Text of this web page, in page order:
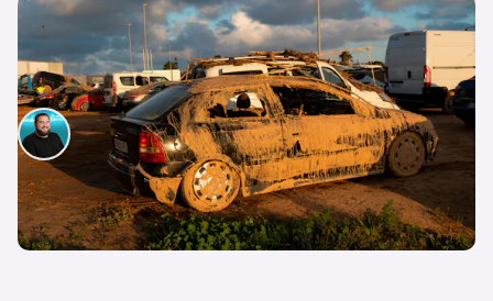
Industria planea junto a Anfac y Faconauto
ayudas para los afectados por la DANA que
perdieron sus coches
David Díez
13 de noviembre de 2024